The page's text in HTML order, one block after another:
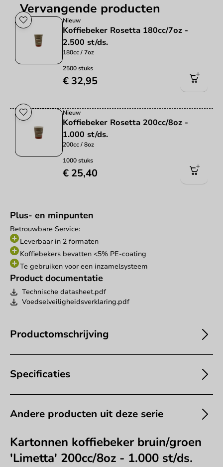
Plus- en minpunten
Betrouwbare Service:
Leverbaar in 2 formaten
Koffiebekers bevatten <5% PE-coating
Te gebruiken voor een inzamelsysteem
Product documentatie
Technische datasheet.pdf
Voedselveiligheidsverklaring.pdf
Productomschrijving
Specificaties
Andere producten uit deze serie
Vervangende producten
Nieuw
Koffiebeker Rosetta 180cc/7oz -
2.500 st/ds.
180cc / 7oz
2500 stuks
€ 32,95
Nieuw
Koffiebeker Rosetta 200cc/8oz -
1.000 st/ds.
200cc / 8oz
1000 stuks
€ 25,40
Kartonnen koffiebeker bruin/groen
'Limetta' 200cc/8oz - 1.000 st/ds.